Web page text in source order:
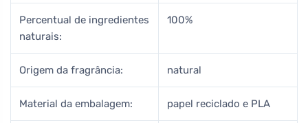
Percentual de ingredientes
naturais:
100%
Origem da fragrância: natural
Material da embalagem: papel reciclado e PLA